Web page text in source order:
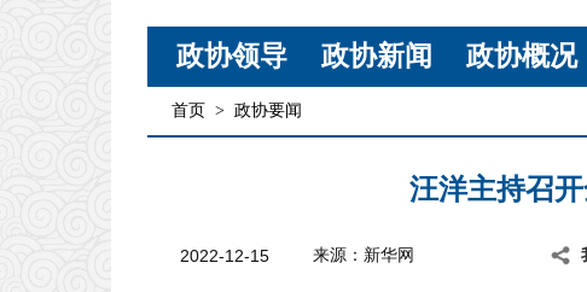
政协领导 政协新闻 政协概况
首页 > 政协要闻
汪洋主持召
2022-12-15 来源：新华网